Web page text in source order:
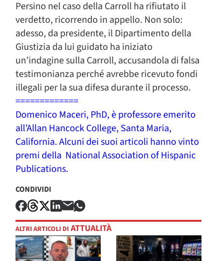
Persino nel caso della Carroll ha rifiutato il
verdetto, ricorrendo in appello. Non solo:
adesso, da presidente, il Dipartimento della
Giustizia da lui guidato ha iniziato
un’indagine sulla Carroll, accusandola di falsa
testimonianza perché avrebbe ricevuto fondi
illegali per la sua difesa durante il processo.
=============
Domenico Maceri, PhD, è professore emerito
all’Allan Hancock College, Santa Maria,
California. Alcuni dei suoi articoli hanno vinto
premi della National Association of Hispanic
Publications.
CONDIVIDI
ALTRI ARTICOLI DI ATTUALITÀ